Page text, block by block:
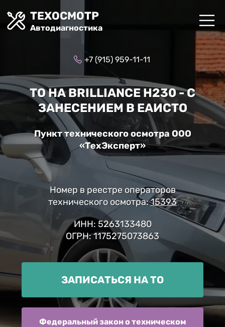
ТЕХОСМОТР
Автодиагностика
+7 (915) 959-11-11
ТО НА BRILLIANCE H230 - С
ЗАНЕСЕНИЕМ В ЕАИСТО
Пункт технического осмотра ООО
«ТехЭксперт»
Номер в реестре операторов
технического осмотра:15393
ИНН: 5263133480
ОГРН: 1175275073863
ЗАПИСАТЬСЯ НА ТО
Федеральный закон о техническом